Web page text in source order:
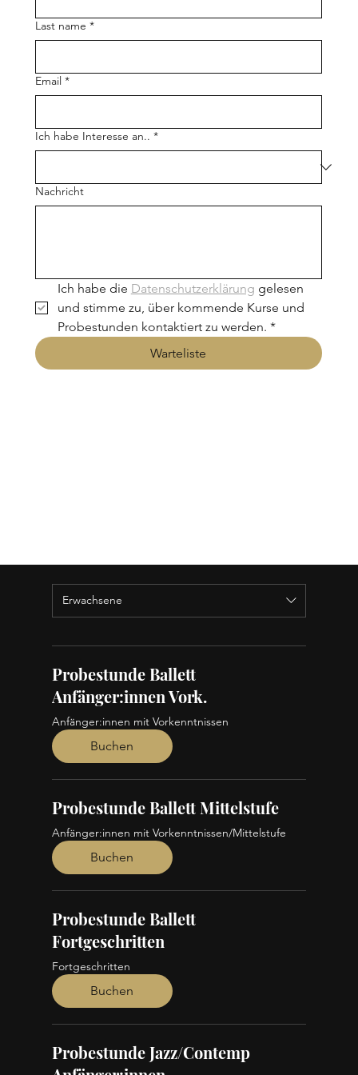
Last name *
Email *
Ich habe Interesse an.. *
Nachricht
Ich habe die Datenschutzerklärung gelesen
und stimme zu, über kommende Kurse und
Probestunden kontaktiert zu werden. *
Warteliste
Erwachsene
Probestunde Ballett
Anfänger:innen Vork.
Anfänger:innen mit Vorkenntnissen
Buchen
Probestunde Ballett Mittelstufe
Anfänger:innen mit Vorkenntnissen/Mittelstufe
Buchen
Probestunde Ballett
Fortgeschritten
Fortgeschritten
Buchen
Probestunde Jazz/Contemp